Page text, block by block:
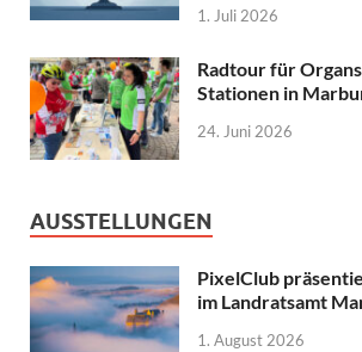
1. Juli 2026
Radtour für
Stationen in
24. Juni 2026
AUSSTELLUNGEN
PixelClub
im Landratsamt
1. August 2026